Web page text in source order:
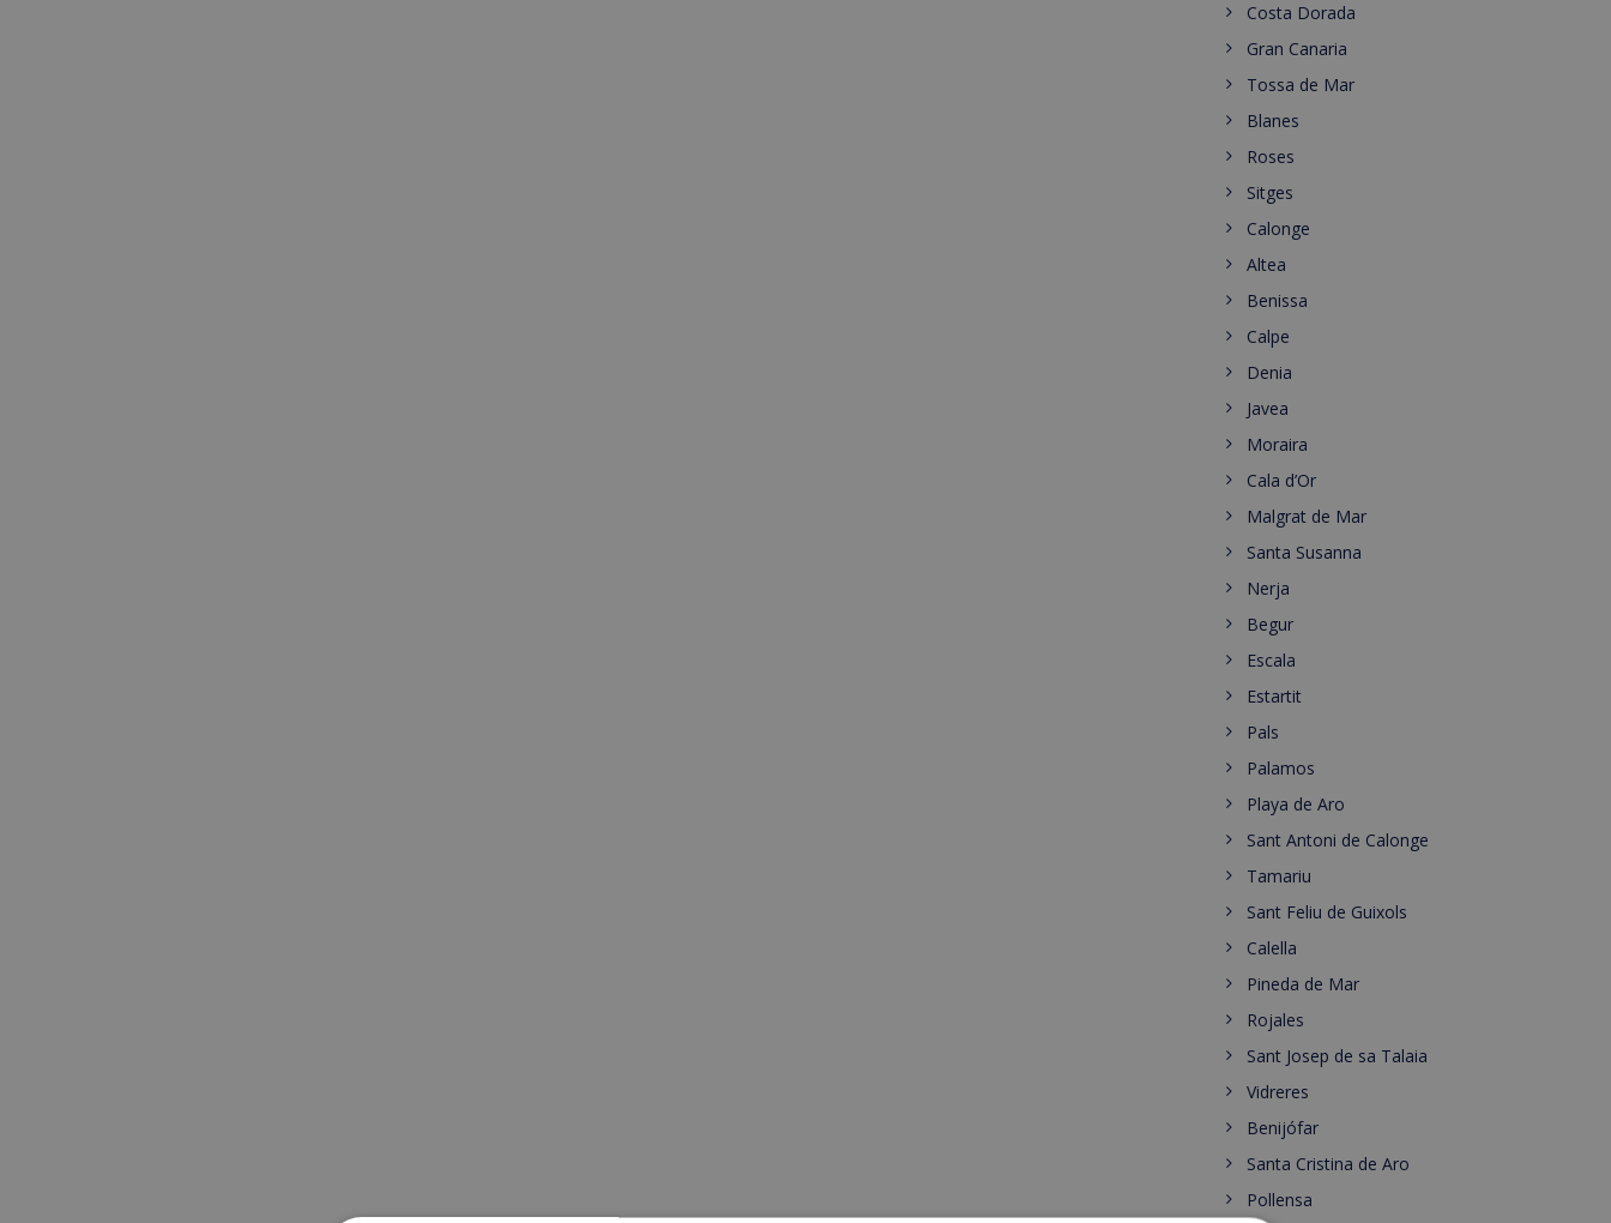
Costa Dorada
Gran Canaria
Tossa de Mar
Blanes
Roses
Sitges
Calonge
Altea
Benissa
Calpe
Denia
Javea
Moraira
Cala d’Or
Malgrat de Mar
Santa Susanna
Nerja
Begur
Escala
Estartit
Pals
Palamos
Playa de Aro
Sant Antoni de Calonge
Tamariu
Sant Feliu de Guixols
Calella
Pineda de Mar
Rojales
Sant Josep de sa Talaia
Vidreres
Benijófar
Santa Cristina de Aro
Pollensa